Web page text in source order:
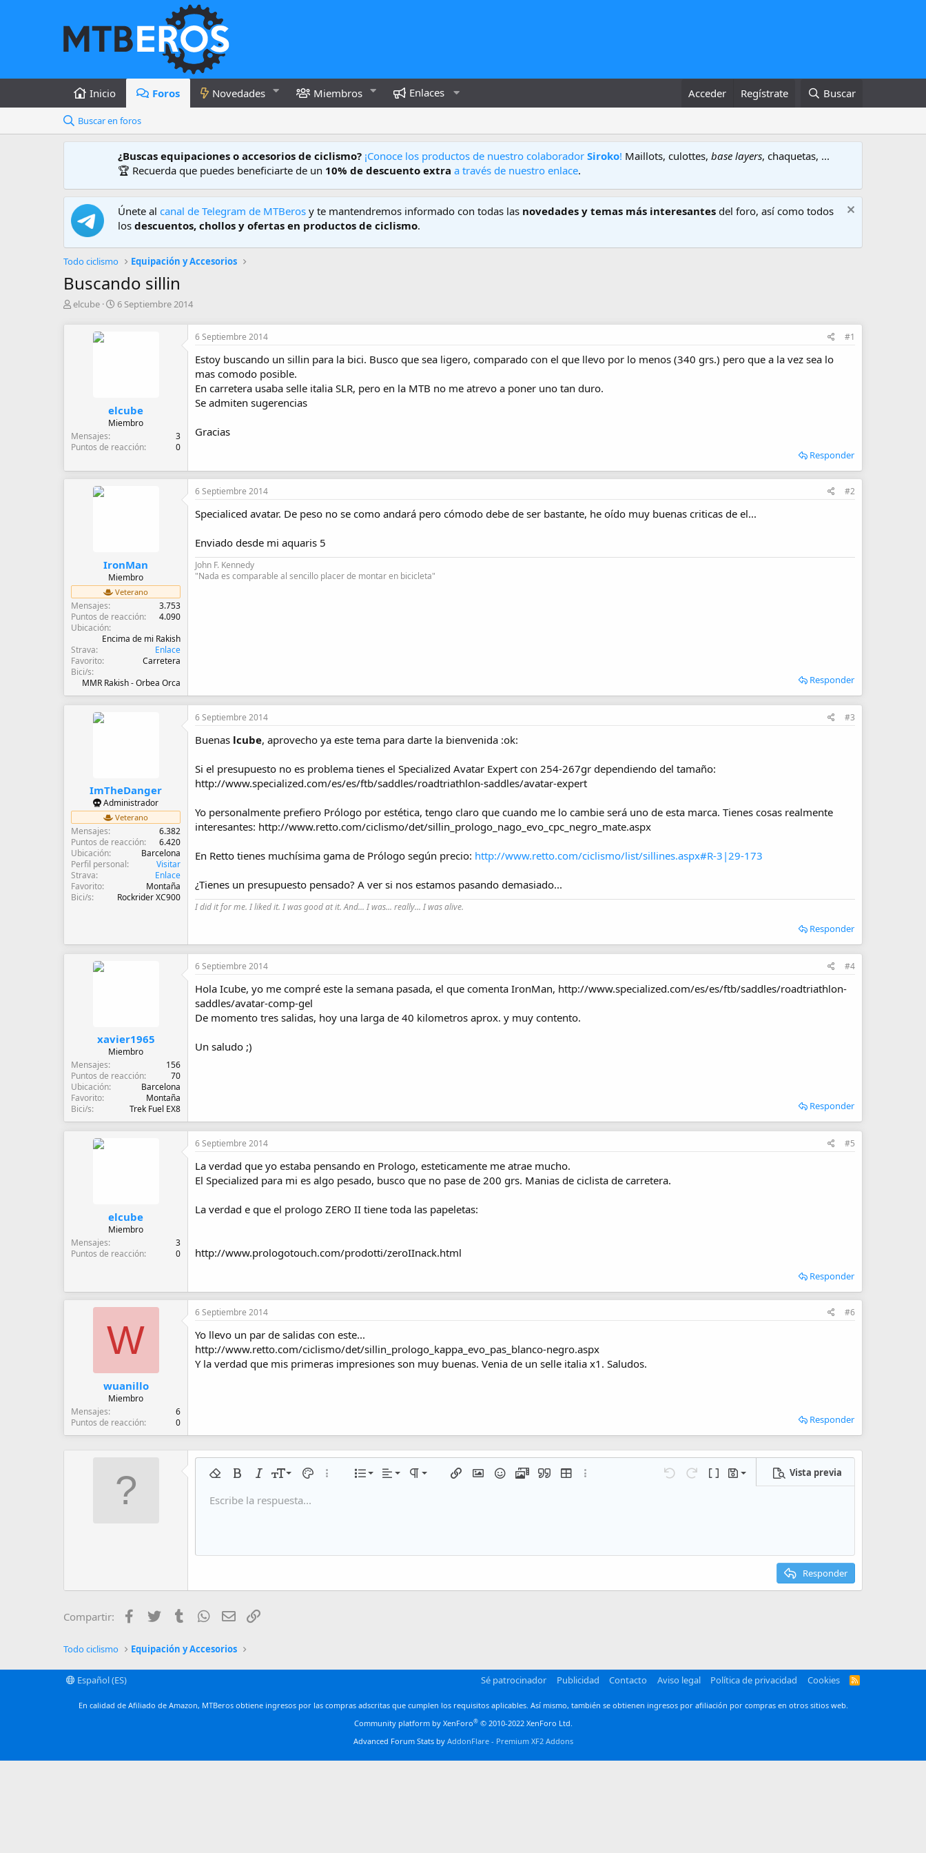
Inicio Foros Novedades Miembros Enlaces Acceder Regístrate Buscar
Buscar en foros
¿Buscas equipaciones o accesorios de ciclismo? ¡Conoce los productos de nuestro colaborador Siroko! Maillots, culottes, base layers, chaquetas, ...
🏆 Recuerda que puedes beneficiarte de un 10% de descuento extra a través de nuestro enlace.
Únete al canal de Telegram de MTBeros y te mantendremos informado con todas las novedades y temas más interesantes del foro, así como todos
los descuentos, chollos y ofertas en productos de ciclismo.
Todo ciclismo Equipación y Accesorios
Buscando sillin
A
elcube
F
i
c
o
6 Septiembre 2014
elcube
Miembro
Mensajes
3
Puntos de reacción
0
6 Septiembre 2014 #1
Estoy buscando un sillin para la bici. Busco que sea ligero, comparado con el que llevo por lo menos (340 grs.) pero que a la vez sea lo
mas comodo posible.
En carretera usaba selle italia SLR, pero en la MTB no me atrevo a poner uno tan duro.
Se admiten sugerencias
Gracias
Responder
IronMan
Miembro
Veterano
Mensajes
3.753
Puntos de reacción
4.090
Ubicación
Encima de mi Rakish
Strava
Enlace
Favorito
Carretera
Bici/s
MMR Rakish - Orbea Orca
6 Septiembre 2014 #2
Specialiced avatar. De peso no se como andará pero cómodo debe de ser bastante, he oído muy buenas criticas de el...
Enviado desde mi aquaris 5
John F. Kennedy
"Nada es comparable al sencillo placer de montar en bicicleta"
Responder
ImTheDanger
Administrador
Veterano
Mensajes
6.382
Puntos de reacción
6.420
Ubicación
Barcelona
Perfil personal
Visitar
Strava
Enlace
Favorito
Montaña
Bici/s
Rockrider XC900
6 Septiembre 2014 #3
Buenas lcube, aprovecho ya este tema para darte la bienvenida :ok:
Si el presupuesto no es problema tienes el Specialized Avatar Expert con 254-267gr dependiendo del tamaño:
http://www.specialized.com/es/es/ftb/saddles/roadtriathlon-saddles/avatar-expert
Yo personalmente prefiero Prólogo por estética, tengo claro que cuando me lo cambie será uno de esta marca. Tienes cosas realmente
interesantes: http://www.retto.com/ciclismo/det/sillin_prologo_nago_evo_cpc_negro_mate.aspx
En Retto tienes muchísima gama de Prólogo según precio: http://www.retto.com/ciclismo/list/sillines.aspx#R-3|29-173
¿Tienes un presupuesto pensado? A ver si nos estamos pasando demasiado...
I did it for me. I liked it. I was good at it. And... I was... really... I was alive.
Responder
xavier1965
Miembro
Mensajes
156
Puntos de reacción
70
Ubicación
Barcelona
Favorito
Montaña
Bici/s
Trek Fuel EX8
6 Septiembre 2014 #4
Hola Icube, yo me compré este la semana pasada, el que comenta IronMan, http://www.specialized.com/es/es/ftb/saddles/roadtriathlon-
saddles/avatar-comp-gel
De momento tres salidas, hoy una larga de 40 kilometros aprox. y muy contento.
Un saludo ;)
Responder
elcube
Miembro
Mensajes
3
Puntos de reacción
0
6 Septiembre 2014 #5
La verdad que yo estaba pensando en Prologo, esteticamente me atrae mucho.
El Specialized para mi es algo pesado, busco que no pase de 200 grs. Manias de ciclista de carretera.
La verdad e que el prologo ZERO II tiene toda las papeletas:
http://www.prologotouch.com/prodotti/zeroIInack.html
Responder
W
wuanillo
Miembro
Mensajes
6
Puntos de reacción
0
6 Septiembre 2014 #6
Yo llevo un par de salidas con este...
http://www.retto.com/ciclismo/det/sillin_prologo_kappa_evo_pas_blanco-negro.aspx
Y la verdad que mis primeras impresiones son muy buenas. Venia de un selle italia x1. Saludos.
Responder
Eliminar formato
NegritaCursivaTamaño del texto
9
10
18
Color de texto
Más opciones…
Lista
Lista numerada
Alineamiento
Alineación izquierda
Paragraph format
Normal
Heading 3
Insertar enlace
Insertar imagen
Emoticonos
Multimedia
Citar Insert tableMás opciones… DeshacerRehacerCambiar a código BB
Borradores
Guardar borrador
Vista previa
Fuente Arial
Trebuchet MS
Verdana
TachadoSubrayado
Código en línea
Inline spoiler
Insert horizontal line
SpoilerCódigo
Escribe la respuesta...
Responder
Compartir: Facebook
Twitter Tumblr WhatsApp
Email
Todo ciclismo Equipación y Accesorios
Español (ES) Sé patrocinador Publicidad Contacto Aviso legal Política de privacidad Cookies
R
En calidad de Afiliado de Amazon, MTBeros obtiene ingresos por las compras adscritas que cumplen los requisitos aplicables. Así mismo, también se obtienen ingresos por afiliación por compras en otros sitios web.
Community platform by XenForo® © 2010-2022 XenForo Ltd.
Advanced Forum Stats by AddonFlare - Premium XF2 Addons